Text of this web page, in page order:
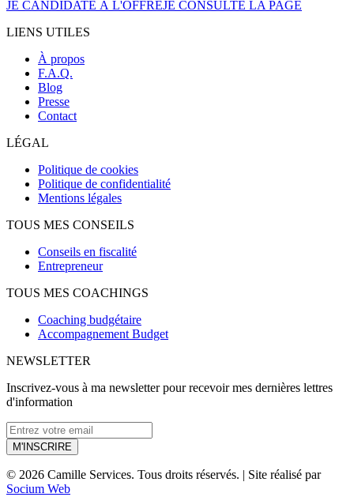
JE CANDIDATE À L'OFFREJE CONSULTE LA PAGE
LIENS UTILES
À propos
F.A.Q.
Blog
Presse
Contact
LÉGAL
Politique de cookies
Politique de confidentialité
Mentions légales
TOUS MES CONSEILS
Conseils en fiscalité
Entrepreneur
TOUS MES COACHINGS
Coaching budgétaire
Accompagnement Budget
NEWSLETTER
Inscrivez-vous à ma newsletter pour recevoir mes dernières lettres
d'information
M'INSCRIRE
© 2026 Camille Services. Tous droits réservés. | Site réalisé par
Socium Web